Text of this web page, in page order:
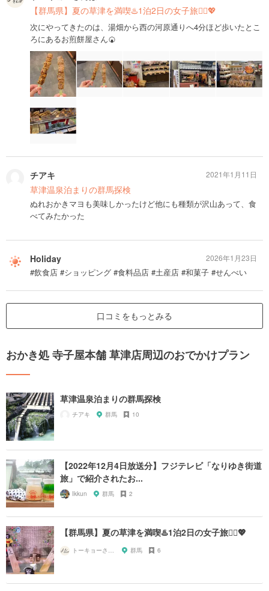
【群馬県】夏の草津を満喫♨️1泊2日の女子旅🧖‍♀️💖
次にやってきたのは、湯畑から西の河原通りへ4分ほど歩いたとこ
ろにあるお煎餅屋さん🍘
チアキ
草津温泉泊まりの群馬探検
ぬれおかきマヨも美味しかったけど他にも種類が沢山あって、食
べてみたかった
2021年1月11日
Holiday
#飲食店 #ショッピング #食料品店 #土産店 #和菓子 #せんべい
2026年1月23日
口コミをもっとみる
おかき処 寺子屋本舗 草津店周辺のおでかけプラン
草津温泉泊まりの群馬探検
チアキ 群馬 10
【2022年12月4日放送分】フジテレビ「なりゆき街道
旅」で紹介されたお...
Ikkun 群馬 2
【群馬県】夏の草津を満喫♨️1泊2日の女子旅🧖‍♀️💖
トーキョーさんぽ 群馬 6